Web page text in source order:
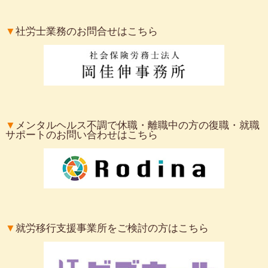
▼社労士業務のお問合せはこちら
▼ メンタルヘルス不調で休職・離職中の方の復職・就職
サポートのお問い合わせはこちら
▼就労移行支援事業所をご検討の方はこちら